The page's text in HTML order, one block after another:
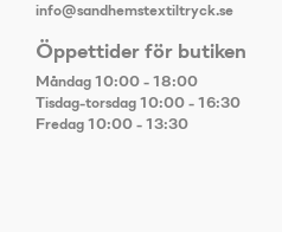
info@sandhemstextiltryck.se
Öppettider för butiken
Måndag 10:00 - 18:00
Tisdag-torsdag 10:00 - 16:30
Fredag 10:00 - 13:30